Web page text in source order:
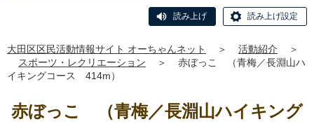
読み上げ 読み上げ設定
大田区区民活動情報サイト オーちゃんネット ＞ 活動紹介
＞
スポーツ・レクリエーション
＞
赤ぼっこ （青梅／長淵山ハ
イキングコース 414m）
赤ぼっこ （青梅／長淵山ハイキング